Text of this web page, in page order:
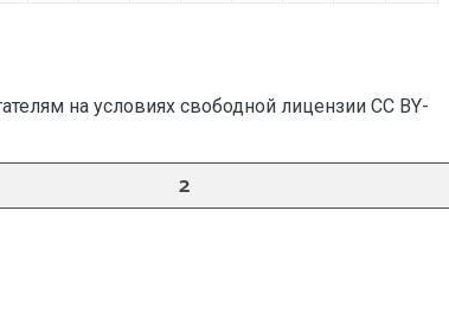
на условиях свободной лицензии CC BY-
2